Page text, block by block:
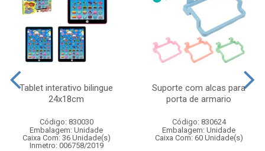
Tablet interativo bilingue
24x18cm
Código: 830030
Embalagem: Unidade
Caixa Com: 36 Unidade(s)
Inmetro: 006758/2019
Suporte com alcas para
porta de armario
Código: 830624
Embalagem: Unidade
Caixa Com: 60 Unidade(s)